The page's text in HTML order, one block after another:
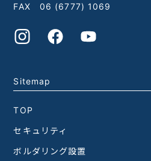
FAX 06 (6777) 1069
Sitemap
TOP
セキュリティ
ボルダリング設置